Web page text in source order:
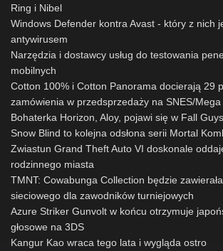
Ring i Nibel
Windows Defender kontra Avast - który z nich
antywirusem
Narzędzia i dostawcy usług do testowania
mobilnych
Cotton 100% i Cotton Panorama docierają 29
zamówienia w przedsprzedaży na SNES/
Bohaterka Horizon, Aloy, pojawi się w Fall Guys
Snow Blind to kolejna odsłona serii Mortal
Zwiastun Grand Theft Auto VI doskonale
rodzinnego miasta
TMNT: Cowabunga Collection będzie
sieciowego dla zawodników turniejowych
Azure Striker Gunvolt w końcu otrzymuje
głosowe na 3DS
Kangur Kao wraca tego lata i wygląda ostro